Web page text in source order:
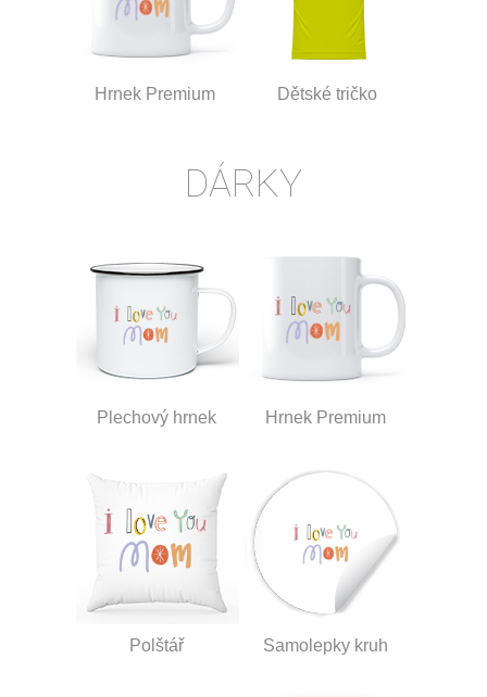
Hrnek Premium Dětské tričko
DÁRKY
Plechový hrnek Hrnek Premium
Polštář Samolepky kruh